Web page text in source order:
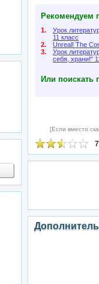
Рекомендуем
1.
Урок
11 класс
2.
Unreal! The
3.
Урок
себя, храни!"
Или поискать
[Если вместо